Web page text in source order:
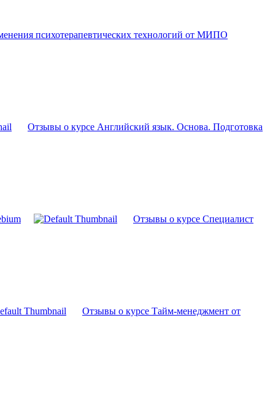
психотерапевтических технологий от МИПО
Отзывы о курсе Английский язык. Основа. Подготовка
Отзывы о курсе Специалист
Отзывы о курсе Тайм-менеджмент от